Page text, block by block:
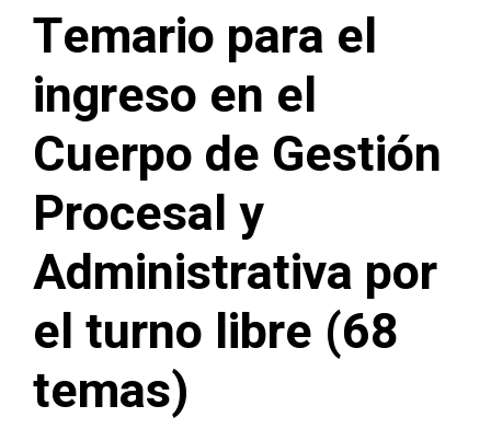
Temario para el
ingreso en el
Cuerpo de Gestión
Procesal y
Administrativa por
el turno libre (68
temas)